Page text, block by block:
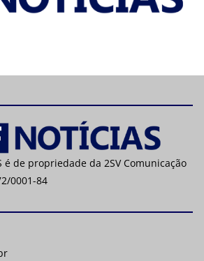
é de propriedade da 2SV Comunicação
0001-84